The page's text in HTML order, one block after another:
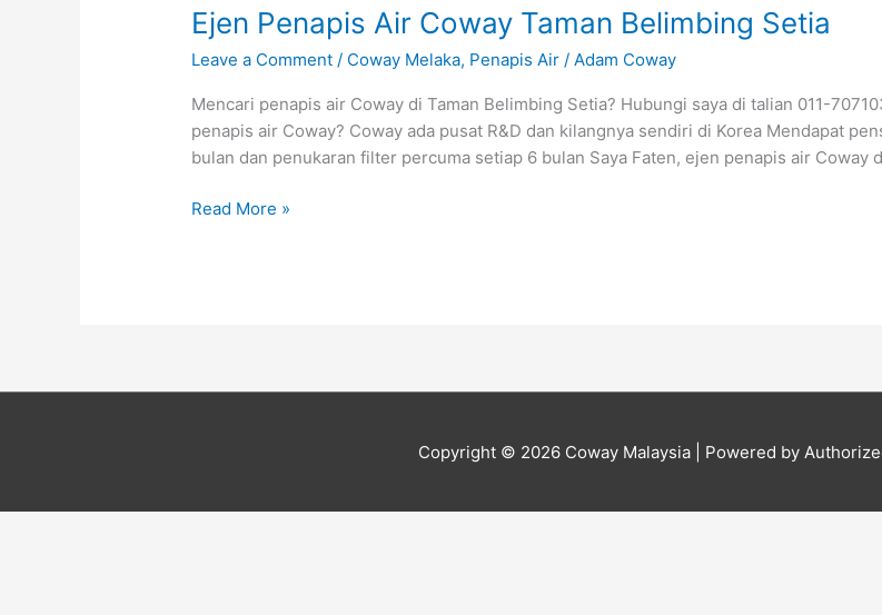
Ejen Penapis Air Coway Taman Belimbing Setia
Leave a Comment / Coway Melaka, Penapis Air / Adam Coway
Mencari penapis air Coway di Taman Belimbing Setia? Hubungi saya di talian 011-
penapis air Coway? Coway ada pusat R&D dan kilangnya sendiri di Korea Mendapat
bulan dan penukaran filter percuma setiap 6 bulan Saya Faten, ejen penapis air Coway
Ejen
Penapis
Air
Coway
Taman
Belimbing
Read More »
Copyright © 2026 Coway Malaysia | Powered by